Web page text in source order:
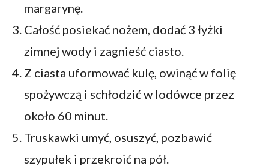
margarynę.
Całość posiekać nożem, dodać 3 łyżki
zimnej wody i zagnieść ciasto.
Z ciasta uformować kulę, owinąć w folię
spożywczą i schłodzić w lodówce przez
około 60 minut.
Truskawki umyć, osuszyć, pozbawić
szypułek i przekroić na pół.